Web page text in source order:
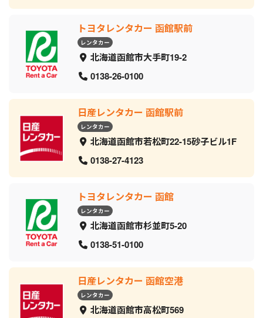
トヨタレンタカー 函館駅前
レンタカー
北海道函館市大手町19-2
0138-26-0100
日産レンタカー 函館駅前
レンタカー
北海道函館市若松町22-15砂子ビル1F
0138-27-4123
トヨタレンタカー 函館
レンタカー
北海道函館市杉並町5-20
0138-51-0100
日産レンタカー 函館空港
レンタカー
北海道函館市高松町569